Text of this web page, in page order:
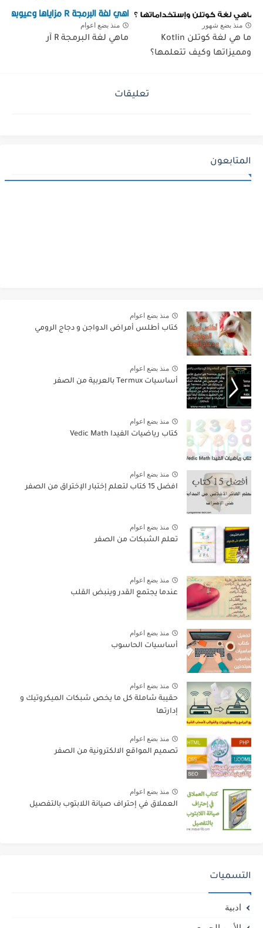
منذ بضع شهور
ما هي لغة كوتلن Kotlin
ومميزاتها وكيف تتعلمها؟
منذ بضع اعوام
ماهي لغة البرمجة R آر
تعليقات
المتابعون
منذ بضع اعوام
كتاب أطلس أمراض الدواجن و دجاج الرومي
منذ بضع اعوام
أساسيات Termux بالعربية من الصفر
منذ بضع اعوام
كتاب رياضيات الفيدا Vedic Math
منذ بضع اعوام
افضل 15 كتاب لتعلم إختبار الإختراق من الصفر
منذ بضع اعوام
تعلم الشبكات من الصفر
منذ بضع اعوام
عندما يجتمع القدر وينبض القلب
منذ بضع اعوام
أساسيات الحاسوب
منذ بضع اعوام
حقيبة شاملة كل ما يخص شبكات الميكروتيك و
إدارتها
منذ بضع اعوام
تصميم المواقع الالكترونية من الصفر
منذ بضع اعوام
العملاق في إحتراف صيانة اللابتوب بالتفصيل
التسميات
ادبية